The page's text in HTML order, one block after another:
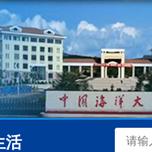
活